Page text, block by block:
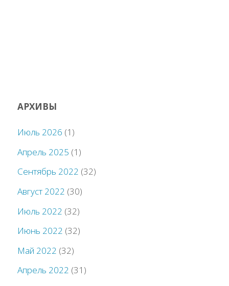
АРХИВЫ
Июль 2026 (1)
Апрель 2025 (1)
Сентябрь 2022 (32)
Август 2022 (30)
Июль 2022 (32)
Июнь 2022 (32)
Май 2022 (32)
Апрель 2022 (31)